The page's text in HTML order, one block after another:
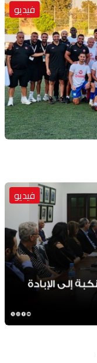
فيديو
فيديو